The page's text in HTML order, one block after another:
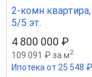
2-комн
5/5 эт.
4 800 000 ₽
109 091 ₽ за м2
Ипотека от 25 548